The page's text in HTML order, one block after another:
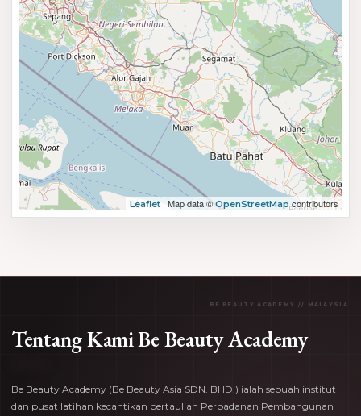
Leaflet | Map data © OpenStreetMap contributors
Tentang Kami Be Beauty Academy
Be Beauty Academy (Be Beauty Asia SDN. BHD.) ialah sebuah institut
dan pusat latihan kecantikan bertauliah Perbadanan Pembangunan